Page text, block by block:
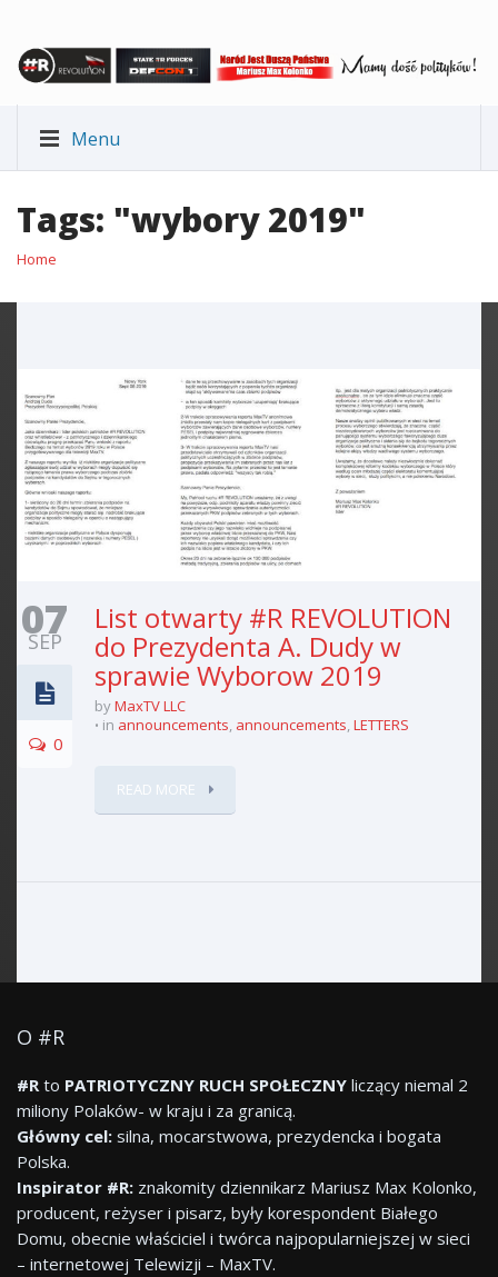
Menu
Tags: "wybory 2019"
Home
07
SEP
0
List otwarty #R REVOLUTION
do Prezydenta A. Dudy w
sprawie Wyborow 2019
byMaxTV LLC
in announcements, announcements,LETTERS
READ MORE
O #R
#Rto PATRIOTYCZNY RUCH SPOŁECZNY liczący niemal 2
miliony Polaków- w kraju i za granicą.
Główny cel: silna, mocarstwowa, prezydencka i bogata
Polska.
Inspirator #R: znakomity dziennikarz Mariusz Max Kolonko,
producent, reżyser i pisarz, były korespondent Białego
Domu, obecnie właściciel i twórca najpopularniejszej w sieci
– internetowej Telewizji – MaxTV.